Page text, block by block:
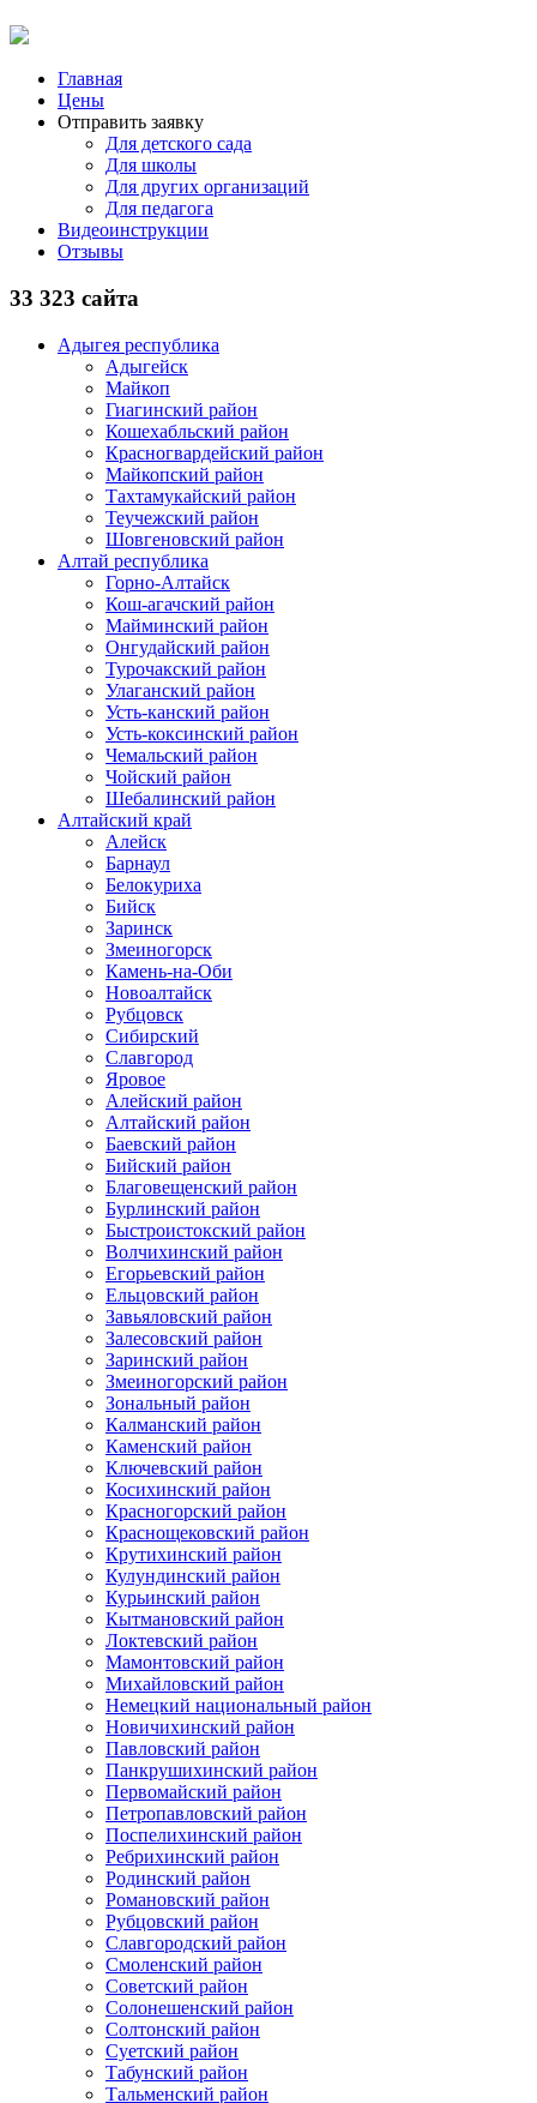
Главная
Цены
Отправить заявку
Для детского сада
Для школы
Для других организаций
Для педагога
Видеоинструкции
Отзывы
33 323 сайта
Адыгея республика
Адыгейск
Майкоп
Гиагинский район
Кошехабльский район
Красногвардейский район
Майкопский район
Тахтамукайский район
Теучежский район
Шовгеновский район
Алтай республика
Горно-Алтайск
Кош-агачский район
Майминский район
Онгудайский район
Турочакский район
Улаганский район
Усть-канский район
Усть-коксинский район
Чемальский район
Чойский район
Шебалинский район
Алтайский край
Алейск
Барнаул
Белокуриха
Бийск
Заринск
Змеиногорск
Камень-на-Оби
Новоалтайск
Рубцовск
Сибирский
Славгород
Яровое
Алейский район
Алтайский район
Баевский район
Бийский район
Благовещенский район
Бурлинский район
Быстроистокский район
Волчихинский район
Егорьевский район
Ельцовский район
Завьяловский район
Залесовский район
Заринский район
Змеиногорский район
Зональный район
Калманский район
Каменский район
Ключевский район
Косихинский район
Красногорский район
Краснощековский район
Крутихинский район
Кулундинский район
Курьинский район
Кытмановский район
Локтевский район
Мамонтовский район
Михайловский район
Немецкий национальный район
Новичихинский район
Павловский район
Панкрушихинский район
Первомайский район
Петропавловский район
Поспелихинский район
Ребрихинский район
Родинский район
Романовский район
Рубцовский район
Славгородский район
Смоленский район
Советский район
Солонешенский район
Солтонский район
Суетский район
Табунский район
Тальменский район